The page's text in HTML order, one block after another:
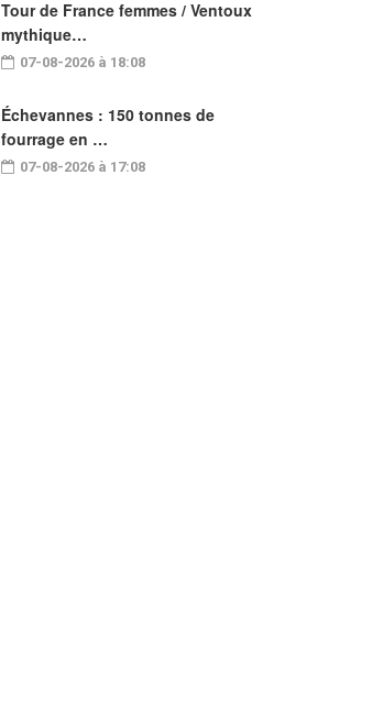
Tour de France femmes / Ventoux
mythique…
07-08-2026 à 18:08
Échevannes : 150 tonnes de
fourrage en …
07-08-2026 à 17:08